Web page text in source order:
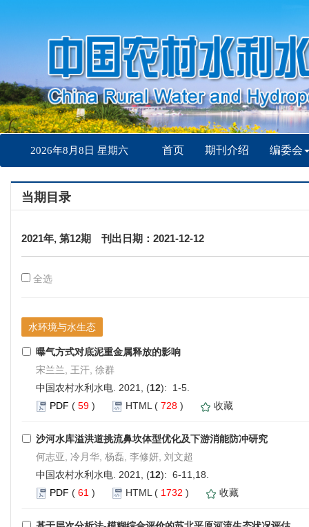
2026年8月8日 星期六 首页 期刊介绍 编委会
当期目录
2021年, 第12期 刊出日期：2021-12-12
全选
水环境与水生态
曝气方式对底泥重金属释放的影响
宋兰兰, 王汗, 徐群
中国农村水利水电. 2021, (12): 1-5.
PDF ( 59 ) HTML ( 728 ) 收藏
沙河水库溢洪道挑流鼻坎体型优化及下游消能防冲研究
何志亚, 冷月华, 杨磊, 李修妍, 刘文超
中国农村水利水电. 2021, (12): 6-11,18.
PDF ( 61 ) HTML ( 1732 ) 收藏